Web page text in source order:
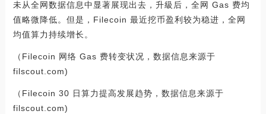
未从全网数据信息中显著展现出去，升級后，全网 Gas 费均
值略微降低。但是，Filecoin 最近挖币盈利较为稳进，全网
均值算力持续增长。
（Filecoin 网络 Gas 费转变状况，数据信息来源于
filscout.com)
（Filecoin 30 日算力提高发展趋势，数据信息来源于
filscout.com)